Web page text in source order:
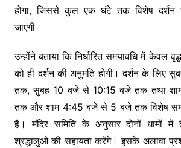
होगा, जिससे कुल एक घंटे तक विशेष दर्शन
जाएगी।
उन्होंने बताया कि निर्धारित समयावधि में केवल
को ही दर्शन की अनुमति होगी। दर्शन के लिए
तक, सुबह 10 बजे से 10:15 बजे तक तथा
तक और शाम 4:45 बजे से 5 बजे तक विशेष समय
है। मंदिर समिति के अनुसार दोनों धामों में
श्रद्धालुओं की सहायता करेंगे। इसके अलावा